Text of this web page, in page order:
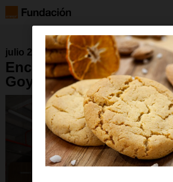
julio 2018
Encuentro GarageLab
Goyo de Fundación